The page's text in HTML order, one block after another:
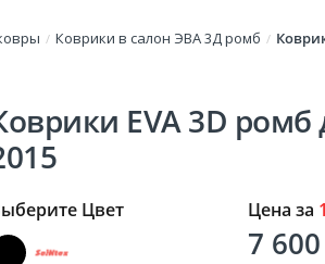
/ Коврики в салон ЭВА 3Д ромб /
EVA 3D ромб
Цвет Цена за 1
7